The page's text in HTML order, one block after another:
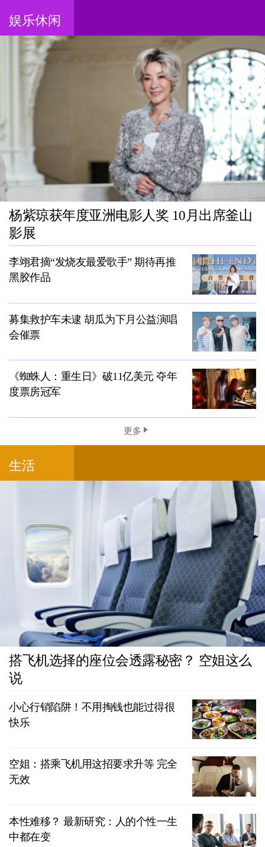
娱乐休闲
杨紫琼获年度亚洲电影人奖 10月出席釜山
影展
李翊君摘“发烧友最爱歌手” 期待再推
黑胶作品
募集救护车未逮 胡瓜为下月公益演唱
会催票
《蜘蛛人：重生日》破11亿美元 夺年
度票房冠军
更多
生活
搭飞机选择的座位会透露秘密？ 空姐这么
说
小心行销陷阱！不用掏钱也能过得很
快乐
空姐：搭乘飞机用这招要求升等 完全
无效
本性难移？ 最新研究：人的个性一生
中都在变